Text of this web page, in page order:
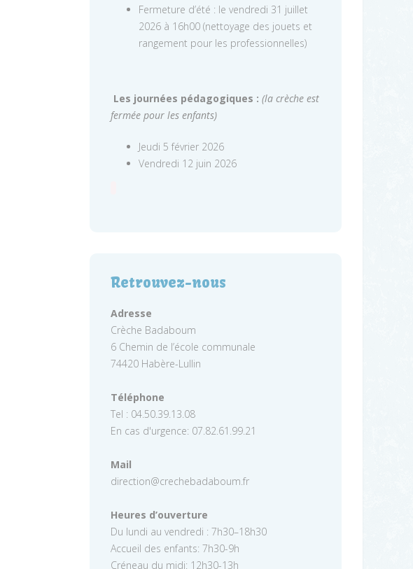
Fermeture d’été : le vendredi 31 juillet
2026 à 16h00 (nettoyage des jouets et
rangement pour les professionnelles)
Les journées pédagogiques : (la crèche est
fermée pour les enfants)
Jeudi 5 février 2026
Vendredi 12 juin 2026
Retrouvez-nous
Adresse
Crèche Badaboum
6 Chemin de l’école communale
74420 Habère-Lullin
Téléphone
Tel : 04.50.39.13.08
En cas d'urgence: 07.82.61.99.21
Mail
direction@crechebadaboum.fr
Heures d’ouverture
Du lundi au vendredi : 7h30–18h30
Accueil des enfants: 7h30-9h
Créneau du midi: 12h30-13h